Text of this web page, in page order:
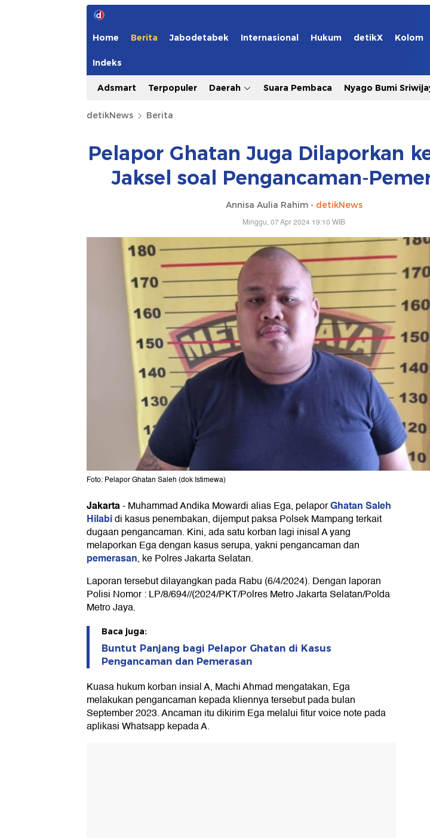
Home Berita Jabodetabek Internasional Hukum detikX Kolom
Indeks
Adsmart Terpopuler Daerah Suara Pembaca Nyago Bumi
detikNews Berita
Pelapor Ghatan Juga Dilaporkan
Jaksel soal Pengancaman-
Annisa Aulia Rahim - detikNews
Minggu, 07 Apr 2024 19:10 WIB
Foto: Pelapor Ghatan Saleh (dok Istimewa)
Jakarta-Muhammad Andika Mowardi alias Ega, pelaporGhatan Saleh
Hilabidi kasus penembakan, dijemput paksa Polsek Mampang terkait
dugaan pengancaman. Kini, ada satu korban lagi inisal A yang
melaporkan Ega dengan kasus serupa, yakni pengancaman dan
pemerasan, ke Polres Jakarta Selatan.
Laporan tersebut dilayangkan pada Rabu (6/4/2024). Dengan laporan
Polisi Nomor : LP/8/694//(2024/PKT/Polres Metro Jakarta Selatan/Polda
Metro Jaya.
Baca juga:
Buntut Panjang bagi Pelapor Ghatan di Kasus
Pengancaman dan Pemerasan
Kuasa hukum korban insial A, Machi Ahmad mengatakan, Ega
melakukan pengancaman kepada kliennya tersebut pada bulan
September 2023. Ancaman itu dikirim Ega melalui fitur voice note pada
aplikasi Whatsapp kepada A.